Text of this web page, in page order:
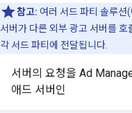
참고: 여러 서드 파티 솔루션
서버가 다른 외부 광고 서버를
각 서드 파티에 전달됩니다.
서버의 요청을 Ad
애드 서버인